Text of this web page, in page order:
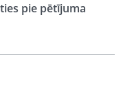
pie pētījuma